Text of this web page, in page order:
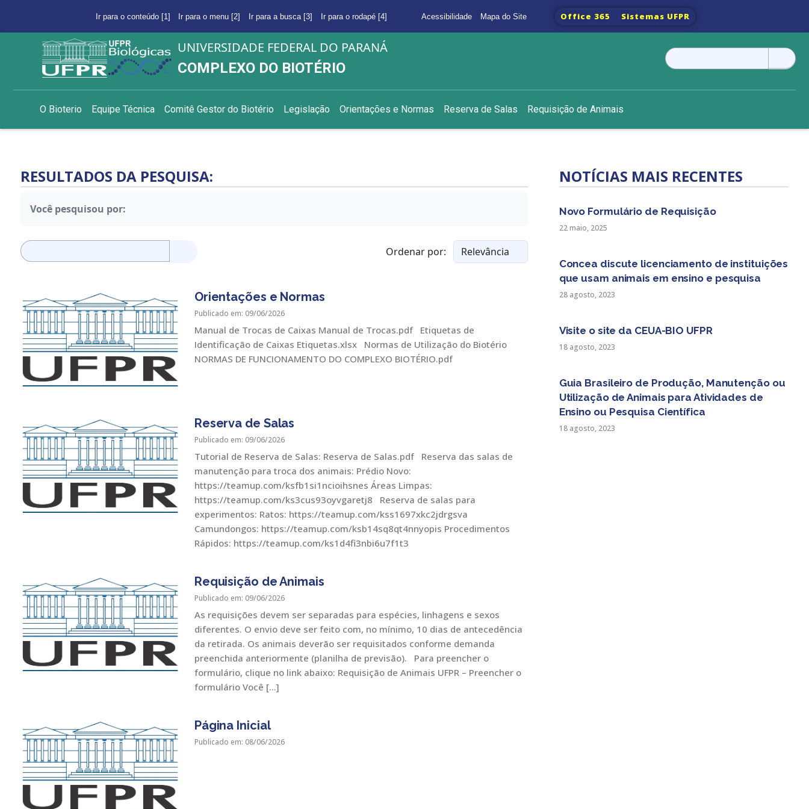
Ir para o conteúdo [1] Ir para o menu [2] Ir para a busca [3] Ir para o rodapé [4] Acessibilidade Mapa do Site Office 365 Sistemas UFPR
UNIVERSIDADE FEDERAL DO PARANÁ
COMPLEXO DO BIOTÉRIO
Pesquisar
por:
O Bioterio Equipe Técnica Comitê Gestor do Biotério Legislação Orientações e Normas Reserva de Salas Requisição de Animais
RESULTADOS DA PESQUISA:
Você pesquisou por:
Pesquisar
por:
Ordenar por:
Orientações e Normas
Publicado em: 09/06/2026
Manual de Trocas de Caixas Manual de Trocas.pdf Etiquetas de
Identificação de Caixas Etiquetas.xlsx Normas de Utilização do Biotério
NORMAS DE FUNCIONAMENTO DO COMPLEXO BIOTÉRIO.pdf
Reserva de Salas
Publicado em: 09/06/2026
Tutorial de Reserva de Salas: Reserva de Salas.pdf Reserva das salas de
manutenção para troca dos animais: Prédio Novo:
https://teamup.com/ksfb1si1ncioihsnes Áreas Limpas:
https://teamup.com/ks3cus93oyvgaretj8 Reserva de salas para
experimentos: Ratos: https://teamup.com/kss1697xkc2jdrgsva
Camundongos: https://teamup.com/ksb14sq8qt4nnyopis Procedimentos
Rápidos: https://teamup.com/ks1d4fi3nbi6u7f1t3
Requisição de Animais
Publicado em: 09/06/2026
As requisições devem ser separadas para espécies, linhagens e sexos
diferentes. O envio deve ser feito com, no mínimo, 10 dias de antecedência
da retirada. Os animais deverão ser requisitados conforme demanda
preenchida anteriormente (planilha de previsão). Para preencher o
formulário, clique no link abaixo: Requisição de Animais UFPR – Preencher o
formulário Você […]
Página Inicial
Publicado em: 08/06/2026
NOTÍCIAS MAIS RECENTES
Novo Formulário de Requisição
22 maio, 2025
Concea discute licenciamento de instituições
que usam animais em ensino e pesquisa
28 agosto, 2023
Visite o site da CEUA-BIO UFPR
18 agosto, 2023
Guia Brasileiro de Produção, Manutenção ou
Utilização de Animais para Atividades de
Ensino ou Pesquisa Científica
18 agosto, 2023